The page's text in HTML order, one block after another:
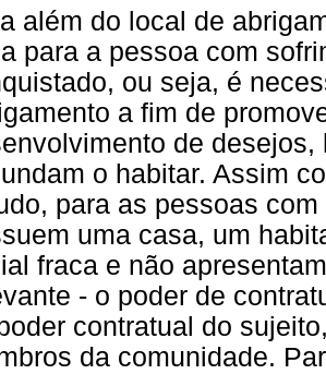
além do local de
para a pessoa com
ou seja, é
a fim de
de
o habitar. Assim
para as pessoas
uma casa, um
fraca e não
- o poder de
contratual do
da comunidade.